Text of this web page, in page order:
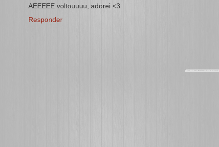
AEEEEE voltouuuu, adorei <3
Responder